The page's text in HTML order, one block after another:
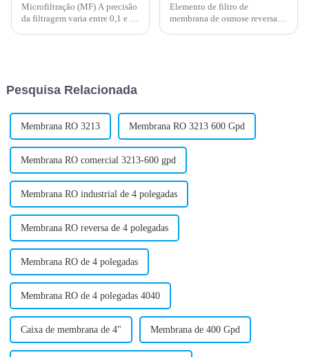
Microfiltração (MF) A precisão
da filtragem varia entre 0,1 e 50
cerâmica, ...
Elemento de filtro de
membrana de osmose reversa
Pesquisa Relacionada
Membrana RO 3213 Membrana RO 3213 600 Gpd
Membrana RO comercial 3213-600 gpd
Membrana RO industrial de 4 polegadas
Membrana RO reversa de 4 polegadas
Membrana RO de 4 polegadas
Membrana RO de 4 polegadas 4040
Caixa de membrana de 4" Membrana de 400 Gpd